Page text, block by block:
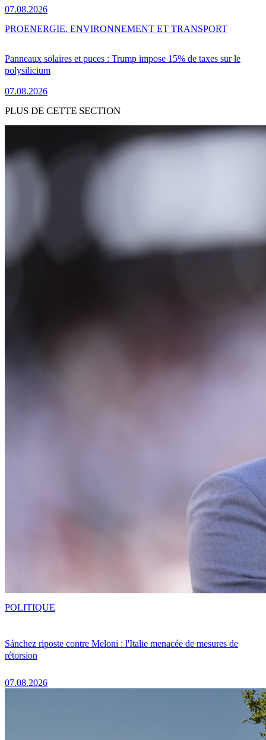
07.08.2026
Panneaux solaires et puces : Trump impose 15% de taxes sur le
polysilicium
07.08.2026
PROENERGIE, ENVIRONNEMENT ET TRANSPORT
PLUS DE CETTE SECTION
Sánchez riposte contre Meloni : l'Italie menacée de mesures de
rétorsion
07.08.2026
POLITIQUE